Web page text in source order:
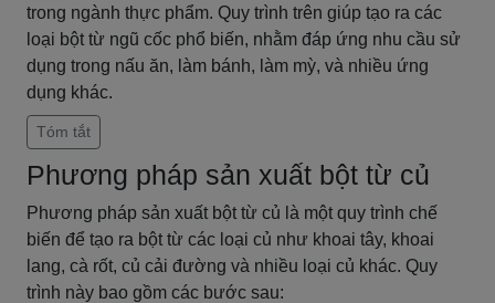
trong ngành thực phẩm. Quy trình trên giúp tạo ra các
loại bột từ ngũ cốc phổ biến, nhằm đáp ứng nhu cầu sử
dụng trong nấu ăn, làm bánh, làm mỳ, và nhiều ứng
dụng khác.
Tóm tắt
Phương pháp sản xuất bột từ củ
Phương pháp sản xuất bột từ củ là một quy trình chế
biến để tạo ra bột từ các loại củ như khoai tây, khoai
lang, cà rốt, củ cải đường và nhiều loại củ khác. Quy
trình này bao gồm các bước sau: